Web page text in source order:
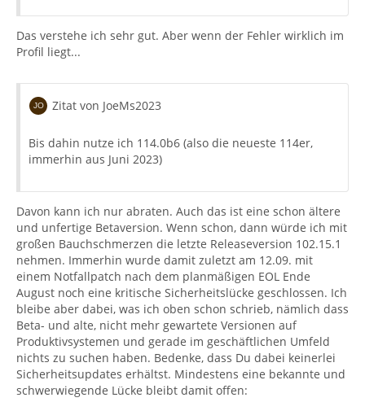
Das verstehe ich sehr gut. Aber wenn der Fehler wirklich im
Profil liegt...
Zitat von JoeMs2023
Bis dahin nutze ich 114.0b6 (also die neueste 114er,
immerhin aus Juni 2023)
Davon kann ich nur abraten. Auch das ist eine schon ältere
und unfertige Betaversion. Wenn schon, dann würde ich mit
großen Bauchschmerzen die letzte Releaseversion 102.15.1
nehmen. Immerhin wurde damit zuletzt am 12.09. mit
einem Notfallpatch nach dem planmäßigen EOL Ende
August noch eine kritische Sicherheitslücke geschlossen. Ich
bleibe aber dabei, was ich oben schon schrieb, nämlich dass
Beta- und alte, nicht mehr gewartete Versionen auf
Produktivsystemen und gerade im geschäftlichen Umfeld
nichts zu suchen haben. Bedenke, dass Du dabei keinerlei
Sicherheitsupdates erhältst. Mindestens eine bekannte und
schwerwiegende Lücke bleibt damit offen: